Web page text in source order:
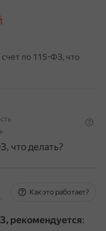
по 115-ФЗ, что
что делать?
неточности
Как это работает?
рекомендуется: